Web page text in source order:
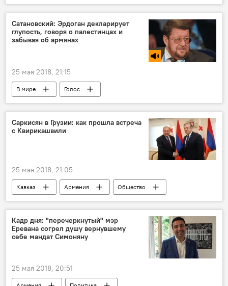
Россия
Культура Андрей Малахов
Сатановский: Эрдоган декларирует
глупость, говоря о палестинцах и
забывая об армянах
25 мая 2018, 21:15
В мире Голос
Саркисян в Грузии: как прошла встреча
с Квирикашвили
25 мая 2018, 21:05
Кавказ Армения
Общество
В мире
Политика
Грузия
Тбилиси
Георгий Квирикашвили
Армен Саркисян
Кадр дня: "перечеркнутый" мэр
Еревана согрел душу вернувшему
себе мандат Симоняну
25 мая 2018, 20:51